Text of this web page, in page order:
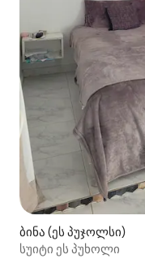
ბინა (ეს პუჯოლსი)
სუიტი ეს პუხოლი